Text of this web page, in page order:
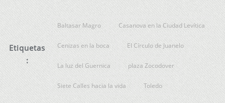
Etiquetas
:
Baltasar Magro Casanova en la Ciudad Levítica
Cenizas en la boca El Círculo de Juanelo
La luz del Guernica plaza Zocodover
Siete Calles hacia la vida Toledo